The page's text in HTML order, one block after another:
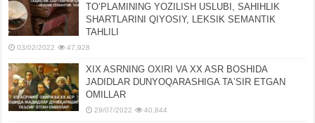
TOʻPLAMINING YOZILISH USLUBI, SAHIHLIK
SHARTLARINI QIYOSIY, LЕKSIK SЕMANTIK
TAHLILI
03/02/2022 47,928
XIX ASRNING OXIRI VA XX ASR BOSHIDA
JADIDLAR DUNYOQARASHIGA TAʼSIR ETGAN
OMILLAR
29/07/2022 40,844